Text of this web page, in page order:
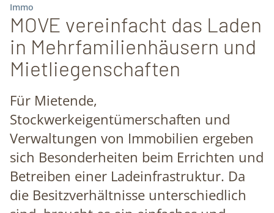
Immo
MOVE vereinfacht das Laden
in Mehrfamilienhäusern und
Mietliegenschaften
Für Mietende,
Stockwerkeigentümerschaften und
Verwaltungen von Immobilien ergeben
sich Besonderheiten beim Errichten und
Betreiben einer Ladeinfrastruktur. Da
die Besitzverhältnisse unterschiedlich